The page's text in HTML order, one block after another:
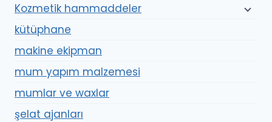
Kozmetik hammaddeler
kütüphane
makine ekipman
mum yapım malzemesi
mumlar ve waxlar
şelat ajanları